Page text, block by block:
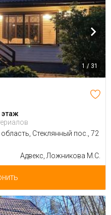
1 / 31
этаж
Стеклянный пос., 72
Адвекс, Ложникова М.С.